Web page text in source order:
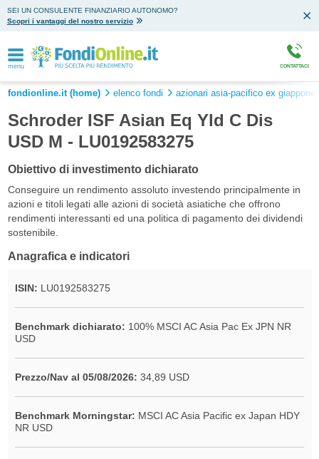
SEI UN CONSULENTE FINANZIARIO AUTONOMO?
Scopri i vantaggi del nostro servizio
menu CONTATTACI
fondionline.it (home) elenco fondi azionari asia-pacifico ex giappone
Schroder ISF Asian Eq Yld C Dis
USD M - LU0192583275
Obiettivo di investimento dichiarato
Conseguire un rendimento assoluto investendo principalmente in
azioni e titoli legati alle azioni di società asiatiche che offrono
rendimenti interessanti ed una politica di pagamento dei dividendi
sostenibile.
Anagrafica e indicatori
ISIN: LU0192583275
Benchmark dichiarato: 100% MSCI AC Asia Pac Ex JPN NR
USD
Prezzo/Nav al 05/08/2026: 34,89 USD
Benchmark Morningstar: MSCI AC Asia Pacific ex Japan HDY
NR USD